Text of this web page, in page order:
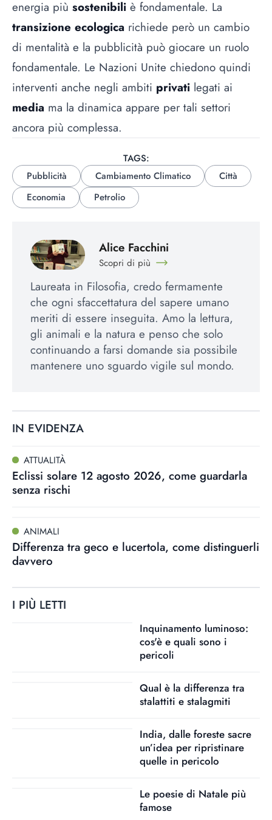
energia più sostenibili è fondamentale. La
transizione ecologica richiede però un cambio
di mentalità e la pubblicità può giocare un ruolo
fondamentale. Le Nazioni Unite chiedono quindi
interventi anche negli ambiti privati legati ai
media ma la dinamica appare per tali settori
ancora più complessa.
TAGS:
Pubblicità
Cambiamento Climatico
Città
Economia
Petrolio
Alice Facchini
Scopri di più
Laureata in Filosofia, credo fermamente
che ogni sfaccettatura del sapere umano
meriti di essere inseguita. Amo la lettura,
gli animali e la natura e penso che solo
continuando a farsi domande sia possibile
mantenere uno sguardo vigile sul mondo.
IN EVIDENZA
ATTUALITÀ
Eclissi solare 12 agosto 2026, come guardarla
senza rischi
ANIMALI
Differenza tra geco e lucertola, come distinguerli
davvero
I PIÙ LETTI
Inquinamento luminoso:
cos'è e quali sono i
pericoli
Qual è la differenza tra
stalattiti e stalagmiti
India, dalle foreste sacre
un’idea per ripristinare
quelle in pericolo
Le poesie di Natale più
famose